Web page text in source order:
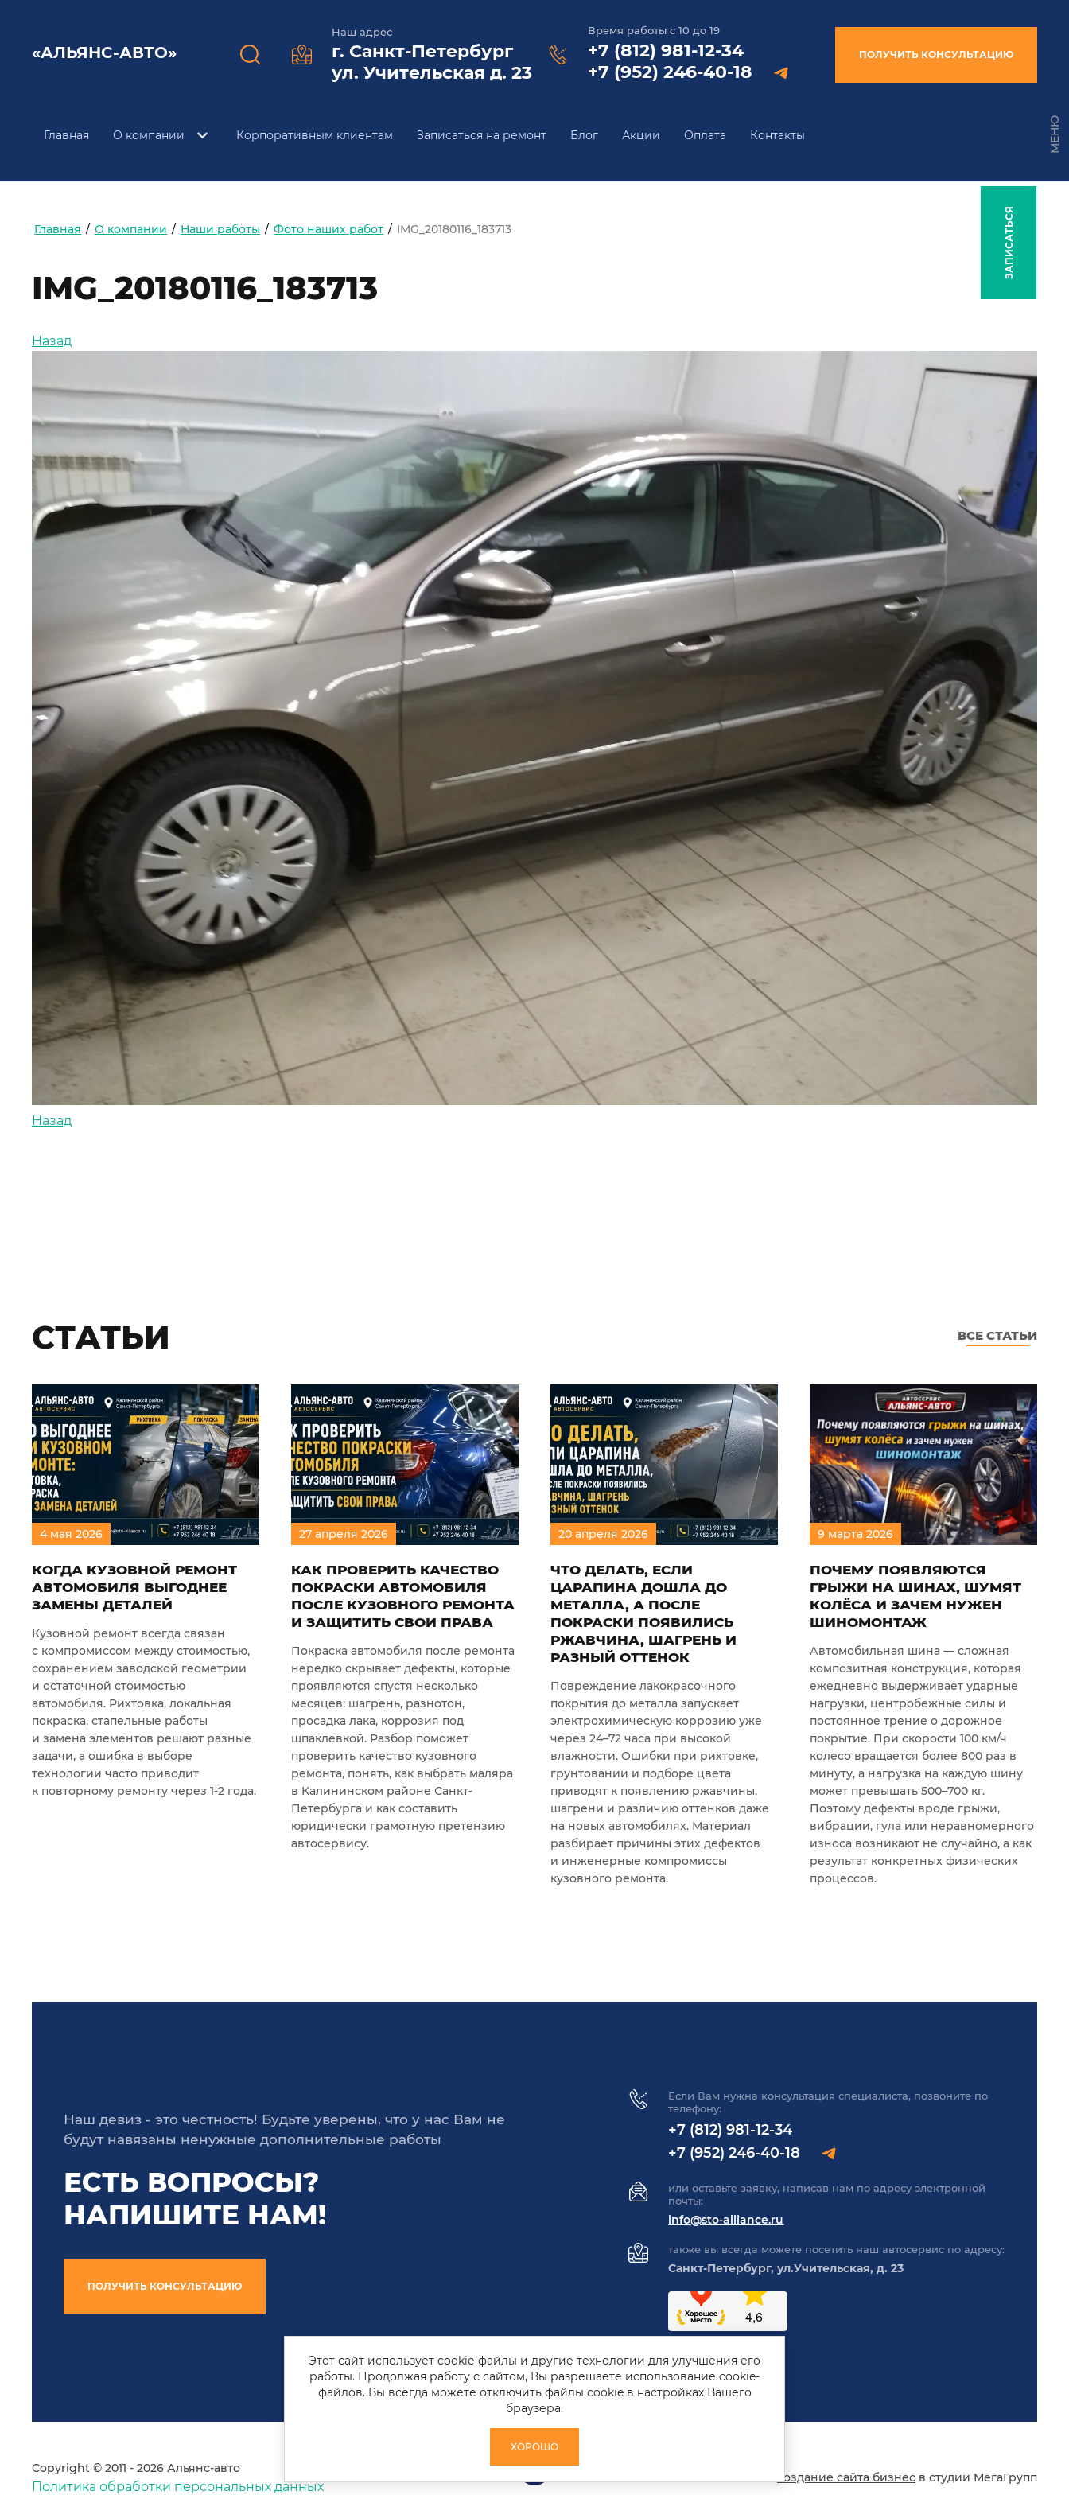
ЗАПИСАТЬСЯ
МЕНЮ
«АЛЬЯНС-АВТО»
Наш адрес
г. Санкт-Петербург
ул. Учительская д. 23
Время работы с 10 до 19
+7 (812) 981-12-34
+7 (952) 246-40-18
ПОЛУЧИТЬ КОНСУЛЬТАЦИЮ
Главная О компании Корпоративным клиентам Записаться на ремонт Блог Акции Оплата Контакты
Главная / О компании / Наши работы / Фото наших работ / IMG_20180116_183713
IMG_20180116_183713
Назад
Назад
СТАТЬИ ВСЕ СТАТЬИ
4 мая 2026
КОГДА КУЗОВНОЙ РЕМОНТ
АВТОМОБИЛЯ ВЫГОДНЕЕ
ЗАМЕНЫ ДЕТАЛЕЙ
Кузовной ремонт всегда связан
с компромиссом между стоимостью,
сохранением заводской геометрии
и остаточной стоимостью
автомобиля. Рихтовка, локальная
покраска, стапельные работы
и замена элементов решают разные
задачи, а ошибка в выборе
технологии часто приводит
к повторному ремонту через 1-2 года.
27 апреля 2026
КАК ПРОВЕРИТЬ КАЧЕСТВО
ПОКРАСКИ АВТОМОБИЛЯ
ПОСЛЕ КУЗОВНОГО РЕМОНТА
И ЗАЩИТИТЬ СВОИ ПРАВА
Покраска автомобиля после ремонта
нередко скрывает дефекты, которые
проявляются спустя несколько
месяцев: шагрень, разнотон,
просадка лака, коррозия под
шпаклевкой. Разбор поможет
проверить качество кузовного
ремонта, понять, как выбрать маляра
в Калининском районе Санкт-
Петербурга и как составить
юридически грамотную претензию
автосервису.
20 апреля 2026
ЧТО ДЕЛАТЬ, ЕСЛИ
ЦАРАПИНА ДОШЛА ДО
МЕТАЛЛА, А ПОСЛЕ
ПОКРАСКИ ПОЯВИЛИСЬ
РЖАВЧИНА, ШАГРЕНЬ И
РАЗНЫЙ ОТТЕНОК
Повреждение лакокрасочного
покрытия до металла запускает
электрохимическую коррозию уже
через 24–72 часа при высокой
влажности. Ошибки при рихтовке,
грунтовании и подборе цвета
приводят к появлению ржавчины,
шагрени и различию оттенков даже
на новых автомобилях. Материал
разбирает причины этих дефектов
и инженерные компромиссы
кузовного ремонта.
9 марта 2026
ПОЧЕМУ ПОЯВЛЯЮТСЯ
ГРЫЖИ НА ШИНАХ, ШУМЯТ
КОЛЁСА И ЗАЧЕМ НУЖЕН
ШИНОМОНТАЖ
Автомобильная шина — сложная
композитная конструкция, которая
ежедневно выдерживает ударные
нагрузки, центробежные силы и
постоянное трение о дорожное
покрытие. При скорости 100 км/ч
колесо вращается более 800 раз в
минуту, а нагрузка на каждую шину
может превышать 500–700 кг.
Поэтому дефекты вроде грыжи,
вибрации, гула или неравномерного
износа возникают не случайно, а как
результат конкретных физических
процессов.
Наш девиз - это честность! Будьте уверены, что у нас Вам не
будут навязаны ненужные дополнительные работы
ЕСТЬ ВОПРОСЫ?
НАПИШИТЕ НАМ!
ПОЛУЧИТЬ КОНСУЛЬТАЦИЮ
Если Вам нужна консультация специалиста, позвоните по
телефону:
+7 (812) 981-12-34
+7 (952) 246-40-18
или оставьте заявку, написав нам по адресу электронной
почты:
info@sto-alliance.ru
также вы всегда можете посетить наш автосервис по адресу:
Санкт-Петербург, ул.Учительская, д. 23
Copyright © 2011 - 2026 Альянс-авто
Политика обработки персональных данных
создание сайта бизнес в студии МегаГрупп
Этот сайт использует cookie-файлы и другие технологии для улучшения его
работы. Продолжая работу с сайтом, Вы разрешаете использование cookie-
файлов. Вы всегда можете отключить файлы cookie в настройках Вашего
браузера.
ХОРОШО